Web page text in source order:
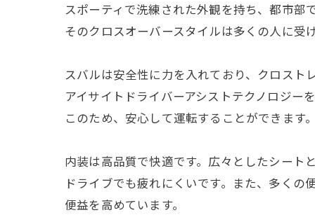
スポーティで洗練された外観を持ち、都市部
そのクロスオーバースタイルは多くの人に受
スバルは安全性に力を入れており、クロスト
アイサイトドライバーアシストテクノロジー
このため、安心して運転することができます
内装は高品質で快適です。広々としたシート
ドライブでも疲れにくいです。また、多く
便益を高めています。